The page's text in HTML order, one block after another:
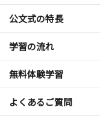
公文式の特長
学習の流れ
無料体験学習
よくあるご質問